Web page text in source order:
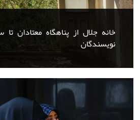
خانه جلال از پناهگاه معتادان
نویسندگان